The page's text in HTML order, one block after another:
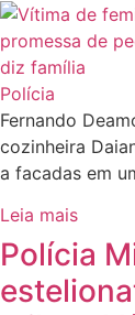
Polícia
Fernando
cozinheira
a facadas em
Leia mais
Polícia